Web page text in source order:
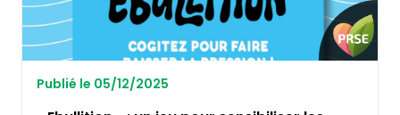
Publié le 05/12/2025